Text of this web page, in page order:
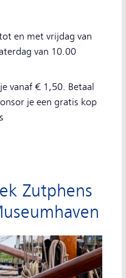
en met vrijdag van
van 10.00
vanaf € 1,50. Betaal
je een gratis kop
Zutphens